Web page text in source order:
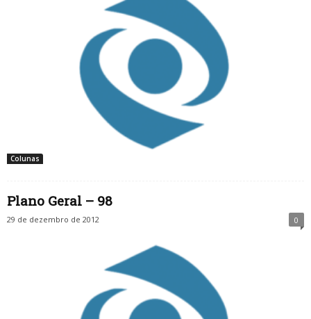
Colunas
Plano Geral – 98
29 de dezembro de 2012 0